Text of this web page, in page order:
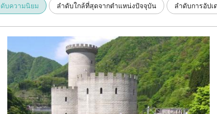
บความนิยม ลำดับใกล้ที่สุดจากตำแหน่งปัจจุบัน ลำดับการอัปเ